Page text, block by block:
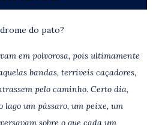
do pato?
em polvorosa, pois ultimamente
bandas, terríveis caçadores,
pelo caminho. Certo dia,
um pássaro, um peixe, um
sobre o que cada um